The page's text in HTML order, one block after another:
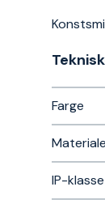
Farge
Materiale
IP-klasse